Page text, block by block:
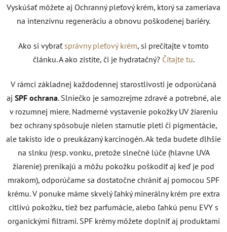
Vyskúšať môžete aj Ochranný pleťový krém, ktorý sa zameriava
na intenzívnu regeneráciu a obnovu poškodenej bariéry.
Ako si vybrať správny pleťový krém, si prečítajte v tomto
článku. A ako zistíte, či je hydratačný? Čítajte tu.
V rámci základnej každodennej starostlivosti je odporúčaná
aj SPF ochrana. Slniečko je samozrejme zdravé a potrebné, ale
v rozumnej miere. Nadmerné vystavenie pokožky UV žiareniu
bez ochrany spôsobuje nielen starnutie pleti či pigmentácie,
ale takisto ide o preukázaný karcinogén. Ak teda budete dlhšie
na slnku (resp. vonku, pretože slnečné lúče (hlavne UVA
žiarenie) prenikajú a môžu pokožku poškodiť aj keď je pod
mrakom), odporúčame sa dostatočne chrániť aj pomocou SPF
krému. V ponuke máme skvelý ľahký minerálny krém pre extra
citlivú pokožku, tiež bez parfumácie, alebo ľahkú penu EVY s
organickými filtrami. SPF krémy môžete doplniť aj produktami